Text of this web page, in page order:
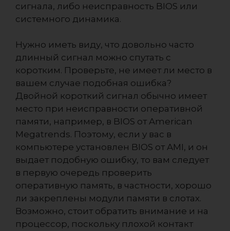
сигнала, либо неисправность BIOS или
системного динамика.
Нужно иметь виду, что довольно часто
длинный сигнал можно спутать с
коротким. Проверьте, не имеет ли место в
вашем случае подобная ошибка?
Двойной короткий сигнал обычно имеет
место при неисправности оперативной
памяти, например, в BIOS от American
Megatrends. Поэтому, если у вас в
компьютере установлен BIOS от AMI, и он
выдает подобную ошибку, то вам следует
в первую очередь проверить
оперативную память, в частности, хорошо
ли закреплены модули памяти в слотах.
Возможно, стоит обратить внимание и на
процессор, поскольку плохой контакт